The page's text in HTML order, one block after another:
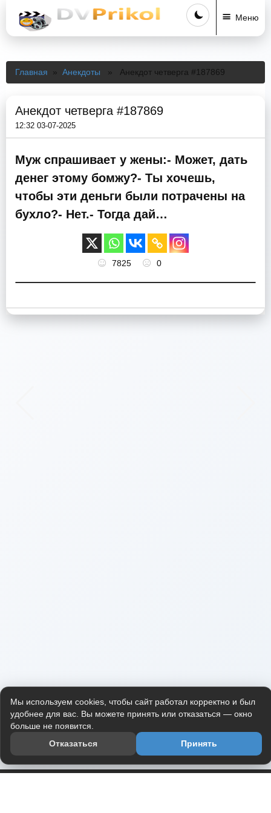
Меню
Главная » Анекдоты » Анекдот четверга #187869
Анекдот четверга #187869
12:32 03-07-2025
Муж спрашивает у жены:- Может, дать
денег этому бомжу?- Ты хочешь,
чтобы эти деньги были потрачены на
бухло?- Нет.- Тогда дай…
7825 0
Мы используем cookies, чтобы сайт работал корректно и был
удобнее для вас. Вы можете принять или отказаться — окно
больше не появится.
Отказаться
Принять